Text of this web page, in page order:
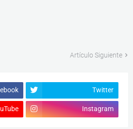
Artículo Siguiente
Twitter
Instagram